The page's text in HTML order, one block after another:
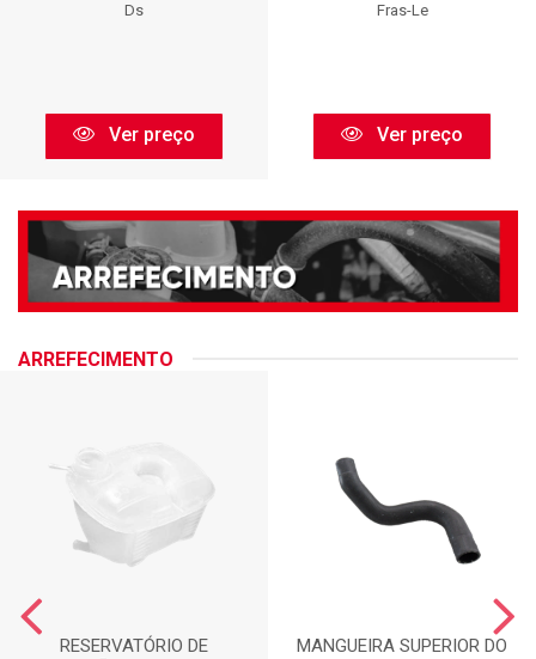
Ds
Ver preço
Fras-Le
Ver preço
ARREFECIMENTO
RESERVATÓRIO DE
MANGUEIRA SUPERIOR DO